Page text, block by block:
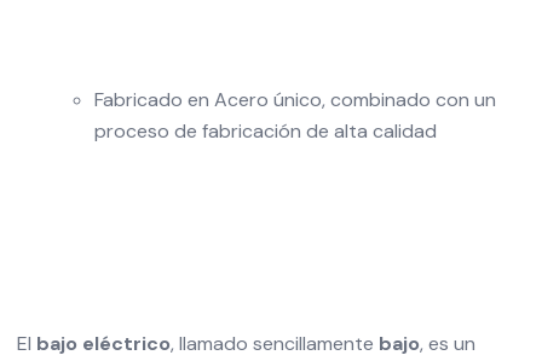
Fabricado en Acero único, combinado con un
proceso de fabricación de alta calidad
El bajo eléctrico, llamado sencillamente bajo, es un